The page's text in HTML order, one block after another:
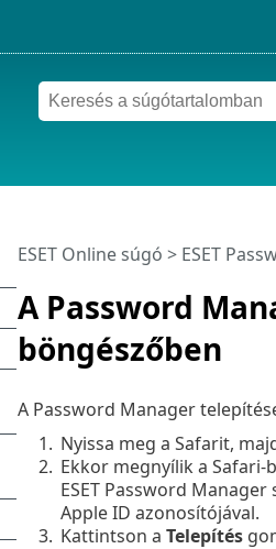
A Password
böngészőben
ESET Online súgó > ESET
A Password Manager
1. Nyissa meg a Safarit,
2. Ekkor megnyílik a Safari-
ESET Password
Apple ID azonosítójával.
3. Kattintson a Telepítés